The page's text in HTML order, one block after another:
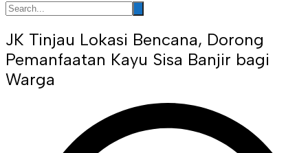
JK Tinjau Lokasi Bencana, Dorong
Pemanfaatan Kayu Sisa Banjir bagi
Warga